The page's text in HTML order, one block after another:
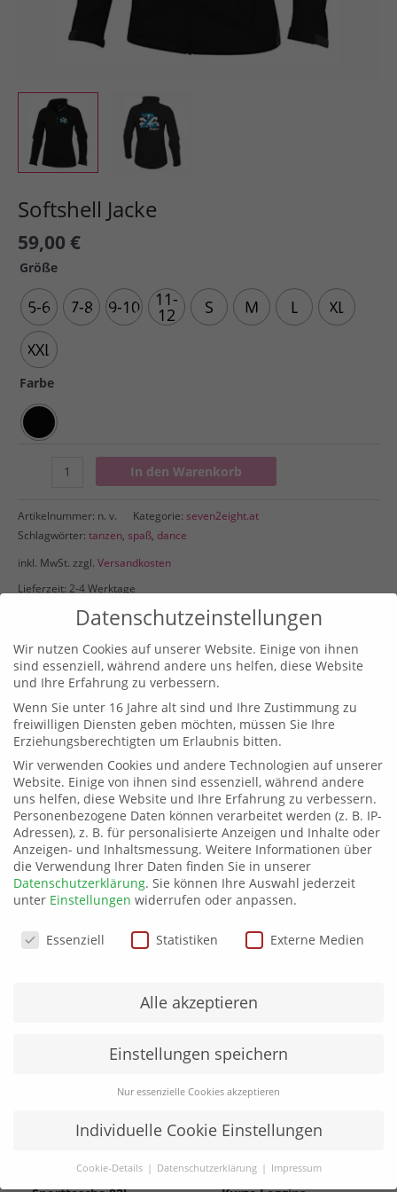
Softshell Jacke
59,00 €
Größe
5-6 7-8 9-10 11-
12 S M L
XL
XXL
Farbe
Softshell
In den Warenkorb
Artikelnummer: n. v. Kategorie: seven2eight.at
Schlagwörter: tanzen, spaß, dance
inkl. MwSt. zzgl. Versandkosten
Lieferzeit: 2-4 Werktage
Beschreibung
Zusätzliche Informationen
Gewicht
180 g
Größe
5-6, 7-8, 9-10, 11-12, S, M, L, XL, XXL
Farbe
schwarz, grau-meliert, weiß
Produktsicherheit
Datenschutzeinstellungen
Wir nutzen Cookies auf unserer Website. Einige von ihnen
sind essenziell, während andere uns helfen, diese Website
und Ihre Erfahrung zu verbessern.
Wenn Sie unter 16 Jahre alt sind und Ihre Zustimmung zu
freiwilligen Diensten geben möchten, müssen Sie Ihre
Erziehungsberechtigten um Erlaubnis bitten.
Wir verwenden Cookies und andere Technologien auf unserer
Website. Einige von ihnen sind essenziell, während andere
uns helfen, diese Website und Ihre Erfahrung zu verbessern.
Personenbezogene Daten können verarbeitet werden (z. B. IP-
Adressen), z. B. für personalisierte Anzeigen und Inhalte oder
Anzeigen- und Inhaltsmessung. Weitere Informationen über
die Verwendung Ihrer Daten finden Sie in unserer
Datenschutzerklärung. Sie können Ihre Auswahl jederzeit
unter Einstellungen widerrufen oder anpassen.
Datenschutzeinstellungen
Essenziell Statistiken Externe Medien
Alle akzeptieren
Einstellungen speichern
Nur essenzielle Cookies akzeptieren
Individuelle Cookie Einstellungen
Cookie-Details Datenschutzerklärung Impressum